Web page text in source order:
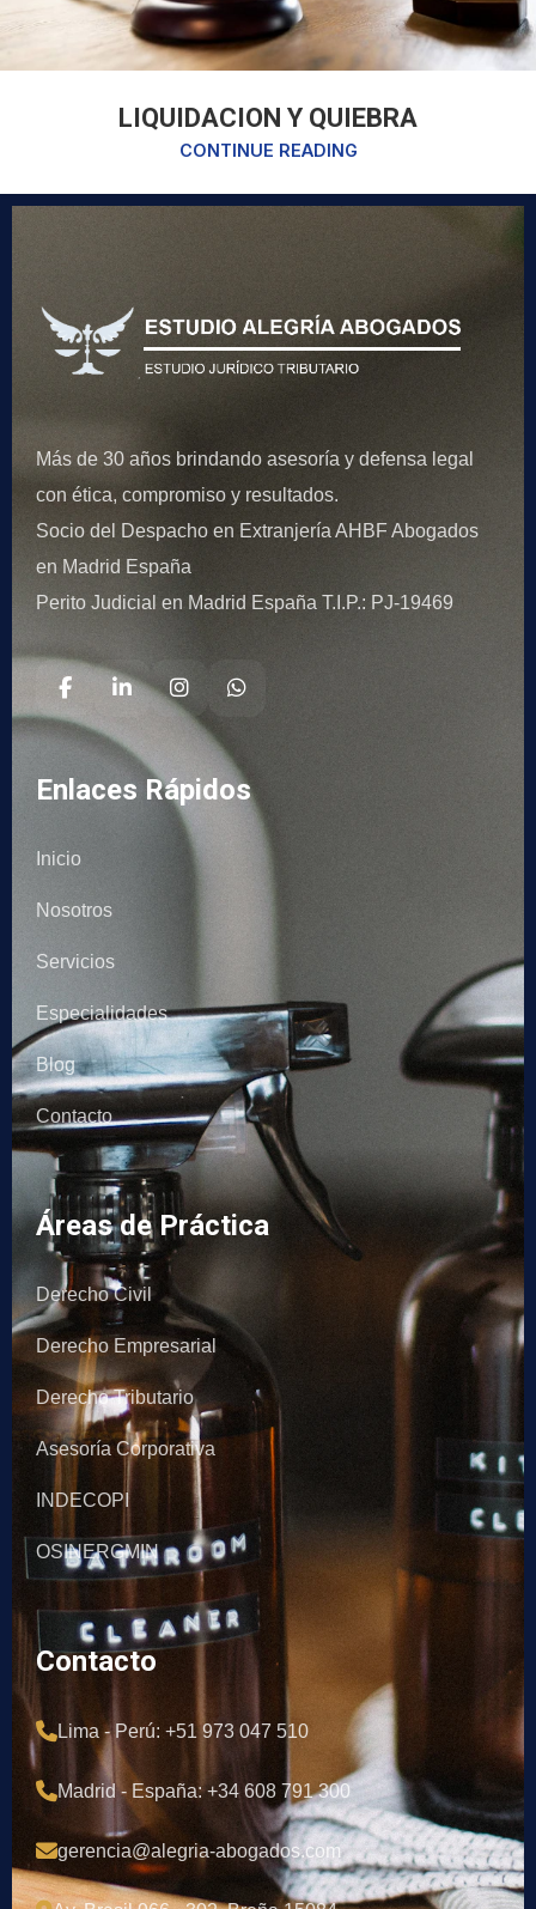
LIQUIDACION Y QUIEBRA
CONTINUE READING
Más de 30 años brindando asesoría y defensa legal
con ética, compromiso y resultados.
Socio del Despacho en Extranjería AHBF Abogados
en Madrid España
Perito Judicial en Madrid España T.I.P.: PJ-19469
Enlaces Rápidos
Inicio
Nosotros
Servicios
Especialidades
Blog
Contacto
Áreas de Práctica
Derecho Civil
Derecho Empresarial
Derecho Tributario
Asesoría Corporativa
INDECOPI
OSINERGMIN
Contacto
Lima - Perú: +51 973 047 510
Madrid - España: +34 608 791 300
gerencia@alegria-abogados.com